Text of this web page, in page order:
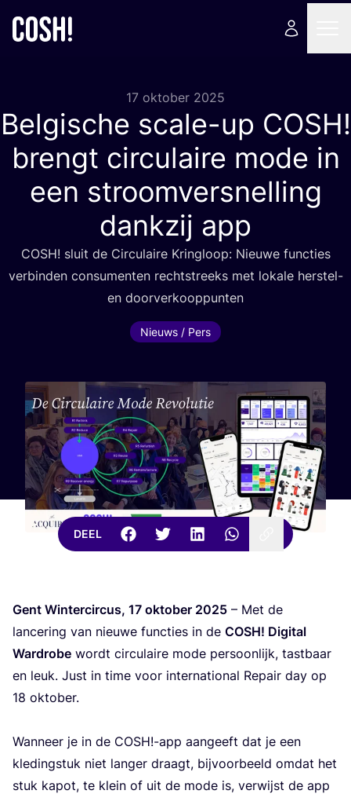
17 oktober 2025
Belgische scale-up COSH!
brengt circulaire mode in
een stroomversnelling
dankzij app
COSH! sluit de Cir­cu­lai­re Kring­loop: Nieu­we func­ties
ver­bin­den con­su­men­ten recht­streeks met loka­le her­stel-
en doorverkooppunten
Nieuws / Pers
DEEL
Gent Win­ter­cir­cus, 17 okto­ber 2025 – Met de
lan­ce­ring van nieu­we func­ties in de COSH! Digi­tal
Ward­ro­be wordt cir­cu­lai­re mode per­soon­lijk, tast­baar
en leuk. Just in time voor inter­na­ti­o­nal Repair day op
18 okto­ber.
Wan­neer je in de COSH!-app aan­geeft dat je een
kle­ding­stuk niet lan­ger draagt, bij­voor­beeld omdat het
stuk kapot, te klein of uit de mode is, ver­wijst de app